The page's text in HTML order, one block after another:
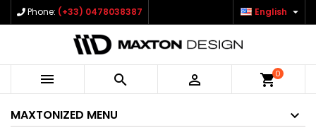
Phone: (+33) 0478038387 English 
   shopping_cart0
MAXTONIZED MENU